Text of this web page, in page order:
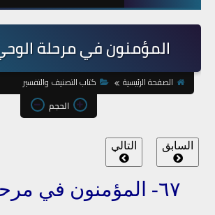
المؤمنون في مرحلة الوحي-
الصفحة الرئيسية
كتاب التصنيف والتفسير
الحجم
السابق التالي
٦٧- المؤمنون في مرحلة الوحي